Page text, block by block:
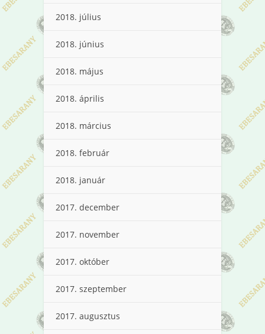
2018. július
2018. június
2018. május
2018. április
2018. március
2018. február
2018. január
2017. december
2017. november
2017. október
2017. szeptember
2017. augusztus